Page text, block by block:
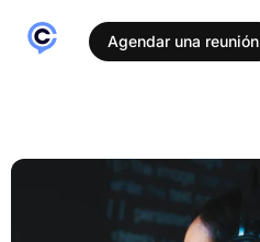
Agendar una reunión